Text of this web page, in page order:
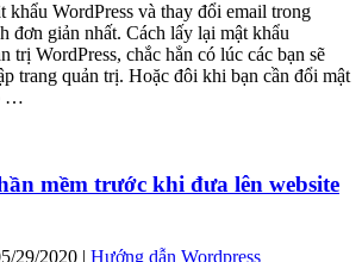
khẩu WordPress và thay đổi email trong
đơn giản nhất. Cách lấy lại mật khẩu
trị WordPress, chắc hẳn có lúc các bạn sẽ
trang quản trị. Hoặc đôi khi bạn cần đổi mật
…
mềm trước khi đưa lên website
29/2020 | Hướng dẫn Wordpress